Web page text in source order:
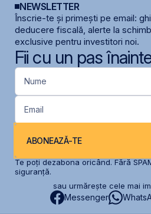
NEWSLETTER
Înscrie-te și primești pe email:
deducere fiscală, alerte la
exclusive pentru investitori noi.
Fii cu un pas
Nume
Email
ABONEAZĂ-TE
Te poți dezabona oricând. Fără
siguranță.
sau urmărește cele mai
Messenger